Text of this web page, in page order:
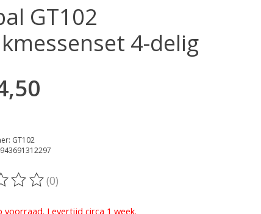
GT102
4-delig
GT102
van dit product is
(0)
voorraad. Levertijd circa 1 week.